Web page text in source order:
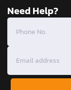
Need Help?